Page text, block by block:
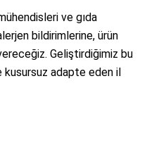
ve gıda
bildirimlerine, ürün
Geliştirdiğimiz bu
kusursuz adapte eden il